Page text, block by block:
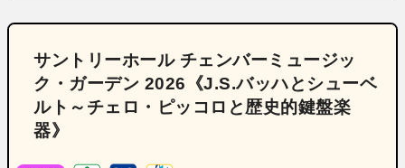
サントリーホール チェンバーミュージッ
ク・ガーデン 2026《J.S.バッハとシューベ
ルト～チェロ・ピッコロと歴史的鍵盤楽
器》